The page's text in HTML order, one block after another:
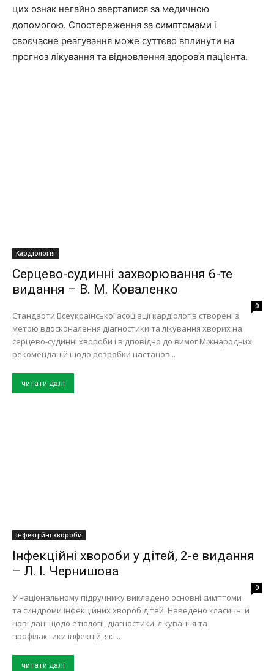
цих ознак негайно зверталися за медичною
допомогою. Спостереження за симптомами і
своєчасне реагування може суттєво вплинути на
прогноз лікування та відновлення здоров’я пацієнта.
Кардіологія
Серцево-судинні захворювання 6-те
видання – В. М. Коваленко
0
Стандарти Всеукраїнської асоціації кардіологів створені з
метою вдосконалення діагностики та лікування хворих на
серцево-судинні хвороби і відповідно до вимог Міжнародних
рекомендацій щодо розробки настанов...
читати далі
Інфекційні хвороби
Інфекційні хвороби у дітей, 2-е видання
– Л. І. Чернишова
0
У національному підручнику викладено основні симптоми
та синдроми інфекційних хвороб дітей. Наведено класичні й
нові дані щодо етіології, діагностики, лікування та
профілактики інфекцій, які...
читати далі